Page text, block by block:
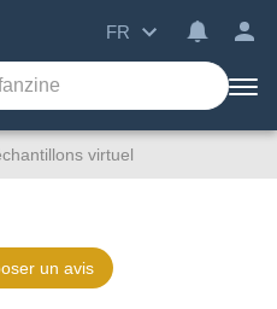
FR
virtuel
un avis